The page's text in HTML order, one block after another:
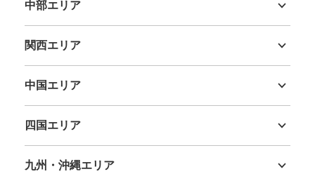
中部エリア
関西エリア
中国エリア
四国エリア
九州・沖縄エリア